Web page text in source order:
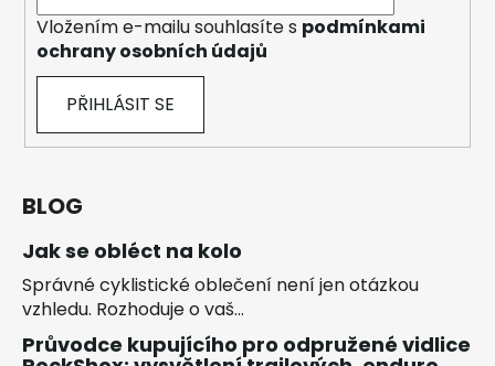
Vložením e-mailu souhlasíte s podmínkami
ochrany osobních údajů
PŘIHLÁSIT SE
BLOG
Jak se obléct na kolo
Správné cyklistické oblečení není jen otázkou
vzhledu. Rozhoduje o vaš...
Průvodce kupujícího pro odpružené vidlice